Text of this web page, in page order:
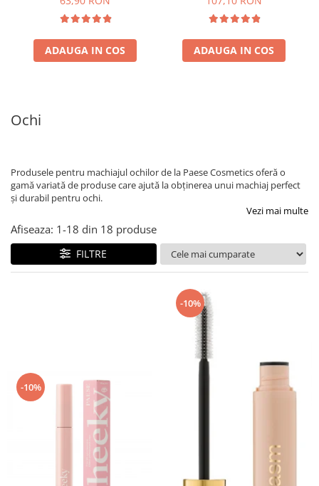
ADAUGA IN COS ADAUGA IN COS
Ochi
Produsele pentru machiajul ochilor de la Paese Cosmetics oferă o
gamă variată de produse care ajută la obținerea unui machiaj perfect
și durabil pentru ochi.
Vezi mai multe
Afiseaza: 1-18 din 18 produse
FILTRE
-10%
-10%